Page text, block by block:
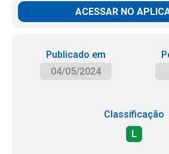
ACESSAR NO
Publicado em
04/05/2024
Classificação
L